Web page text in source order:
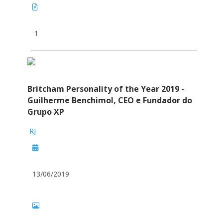
1
Britcham Personality of the Year 2019 -
Guilherme Benchimol, CEO e Fundador do
Grupo XP
RJ
13/06/2019